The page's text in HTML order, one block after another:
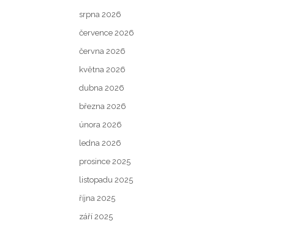
srpna 2026
července 2026
června 2026
května 2026
dubna 2026
března 2026
února 2026
ledna 2026
prosince 2025
listopadu 2025
října 2025
září 2025